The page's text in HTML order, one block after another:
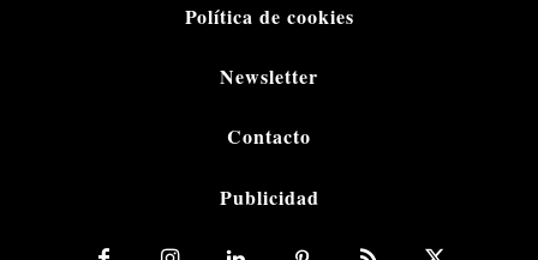
Política de cookies
Newsletter
Contacto
Publicidad